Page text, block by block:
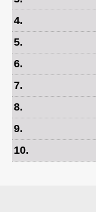
4.
5.
6.
7.
8.
9.
10.